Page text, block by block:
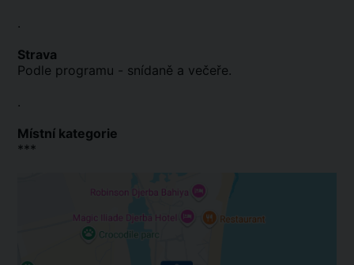
.
Strava
Podle programu - snídaně a večeře.
.
Místní kategorie
***